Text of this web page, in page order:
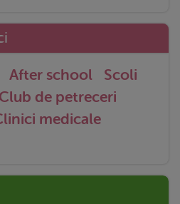
After school
Scoli
Club de petreceri
medicale